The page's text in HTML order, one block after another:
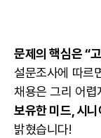
문제의 핵심은 “
설문조사에 따르
채용은 그리 어
보유한 미드, 시
밝혔습니다!